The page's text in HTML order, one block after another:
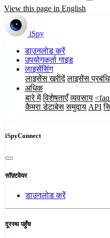
View this page in English
iSpy
डाउनलोड करें
उपयोगकर्ता गाइड
लाइसेंसिंग
लाइसेंस खरीदें लाइसेंस
अधिक
बारे में विशेषताएँ व्यवसाय
कैमरा डेटाबेस समुदाय API
iSpyConnect
सॉफ़्टवेयर
डाउनलोड करें
दूरस्थ पहुँच